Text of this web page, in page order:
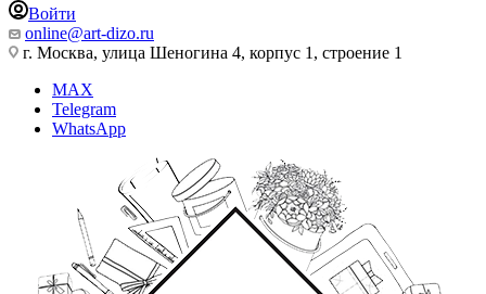
Войти
online@art-dizo.ru
г. Москва, улица Шеногина 4, корпус 1, строение 1
MAX
Telegram
WhatsApp